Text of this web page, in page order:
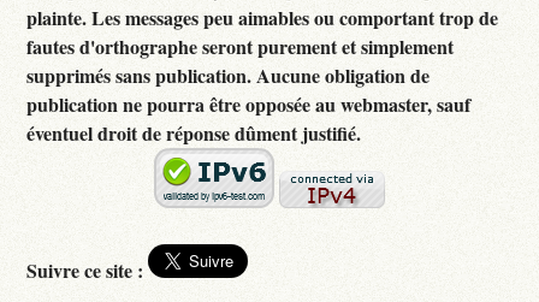
plainte. Les messages peu aimables ou comportant trop de
fautes d'orthographe seront purement et simplement
supprimés sans publication. Aucune obligation de
publication ne pourra être opposée au webmaster, sauf
éventuel droit de réponse dûment justifié.
Suivre ce site :